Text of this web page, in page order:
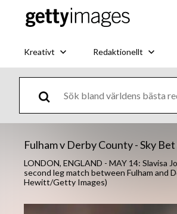
Kreativt Redaktionellt
Fulham v Derby County - Sky
LONDON, ENGLAND - MAY 14: Slavisa
second leg match between Fulham and
Hewitt/Getty Images)